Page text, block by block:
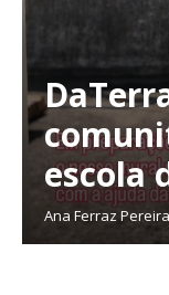
escola
Ana Ferraz Pereira